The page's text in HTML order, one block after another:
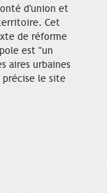
d'union et
Cet
de réforme
est "un
aires urbaines
précise le site